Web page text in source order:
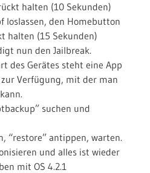
halten (10 Sekunden)
loslassen, den Homebutton
halten (15 Sekunden)
nun den Jailbreak.
des Gerätes steht eine App
zur Verfügung, mit der man
suchen und
“restore” antippen, warten.
und alles ist wieder
mit OS 4.2.1